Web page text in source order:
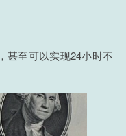
甚至可以实现24小时不